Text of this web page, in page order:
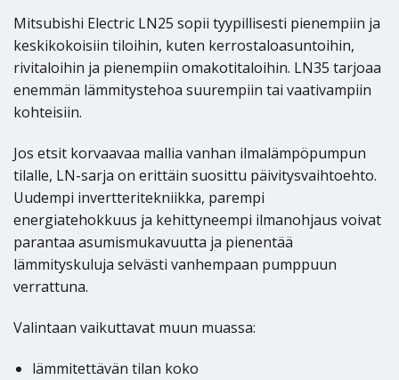
Mitsubishi Electric LN25 sopii tyypillisesti pienempiin ja
keskikokoisiin tiloihin, kuten kerrostaloasuntoihin,
rivitaloihin ja pienempiin omakotitaloihin. LN35 tarjoaa
enemmän lämmitystehoa suurempiin tai vaativampiin
kohteisiin.
Jos etsit korvaavaa mallia vanhan ilmalämpöpumpun
tilalle, LN-sarja on erittäin suosittu päivitysvaihtoehto.
Uudempi invertteritekniikka, parempi
energiatehokkuus ja kehittyneempi ilmanohjaus voivat
parantaa asumismukavuutta ja pienentää
lämmityskuluja selvästi vanhempaan pumppuun
verrattuna.
Valintaan vaikuttavat muun muassa:
lämmitettävän tilan koko